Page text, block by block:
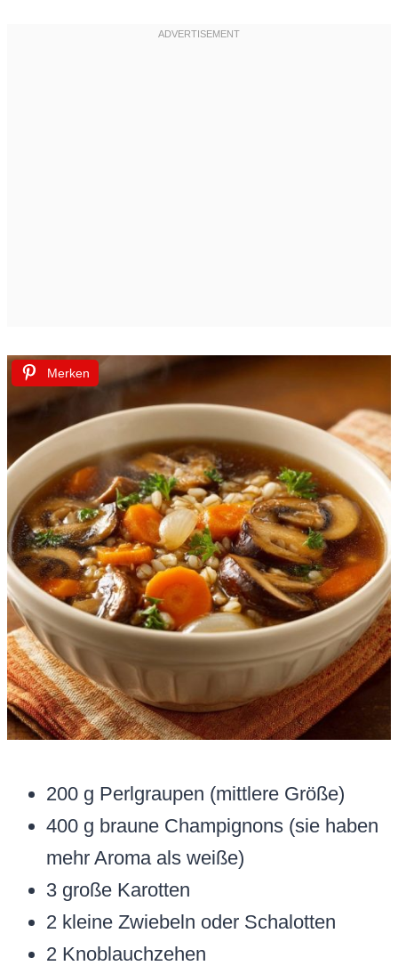
Merken
200 g Perlgraupen (mittlere Größe)
400 g braune Champignons (sie haben
mehr Aroma als weiße)
3 große Karotten
2 kleine Zwiebeln oder Schalotten
2 Knoblauchzehen